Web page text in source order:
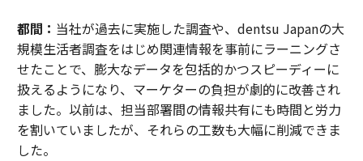
都間： 当社が過去に実施した調査や、dentsu Japanの大
規模生活者調査をはじめ関連情報を事前にラーニングさ
せたことで、膨大なデータを包括的かつスピーディーに
扱えるようになり、マーケターの負担が劇的に改善され
ました。以前は、担当部署間の情報共有にも時間と労力
を割いていましたが、それらの工数も大幅に削減できま
した。